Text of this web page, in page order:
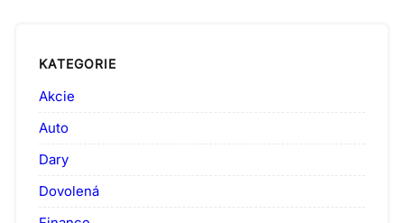
KATEGORIE
Akcie
Auto
Dary
Dovolená